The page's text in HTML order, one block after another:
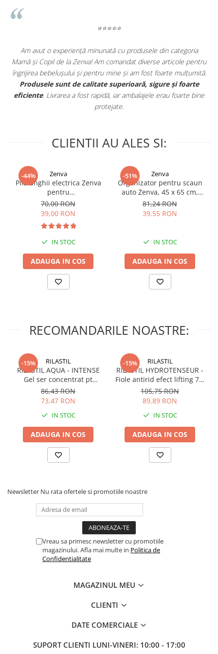
⭐⭐⭐⭐⭐
Am avut o experiență minunată cu produsele din categoria
Mamă și Copil de la Zenva! Am comandat diverse articole pentru
îngrijirea bebelușului și pentru mine și am fost foarte mulțumită.
Produsele sunt de calitate superioară, sigure și foarte
eficiente. Livrarea a fost rapidă, iar ambalajele erau foarte bine
protejate.
CLIENTII AU ALES SI:
-44% Zenva
Pila unghii electrica Zenva
pentru
bebelusi/copii/adulti, 6
capete de schimb, verde
70,00 RON
39,00 RON
IN STOC
ADAUGA IN COS
-51% Zenva
Organizator pentru scaun
auto Zenva, 45 x 65 cm,
Suport Tableta,
Impermeabil, Negru,
Protectie Scaun Auto,
81,24 RON
39,55 RON
IN STOC
ADAUGA IN COS
RECOMANDARILE NOASTRE:
-15% RILASTIL
RILASTIL AQUA - INTENSE
Gel ser concentrat pt
hidratare si anti-poluare x
30ml
86,43 RON
73,47 RON
IN STOC
ADAUGA IN COS
-15% RILASTIL
RILASTIL HYDROTENSEUR -
Fiole antirid efect lifting 7 X
1ml
105,75 RON
89,89 RON
IN STOC
ADAUGA IN COS
Newsletter Nu rata ofertele si promotiile noastre
Vreau sa primesc newsletter cu promotiile
magazinului. Afla mai multe in Politica de
Confidentialitate
MAGAZINUL MEU
CLIENTI
DATE COMERCIALE
SUPORT CLIENTI LUNI-VINERI: 10:00 - 17:00